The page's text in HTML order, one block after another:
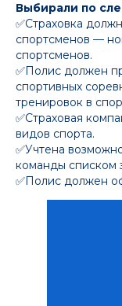
Выбирали по
✅Страховка
спортсменов —
спортсменов.
✅Полис должен
спортивных
тренировок в
✅Страховая
видов спорта.
✅Учтена
команды списком
✅Полис должен